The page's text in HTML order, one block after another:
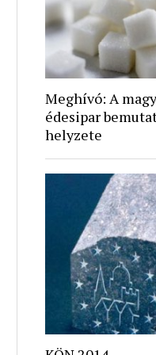
Meghívó: A
édesipar
helyzete